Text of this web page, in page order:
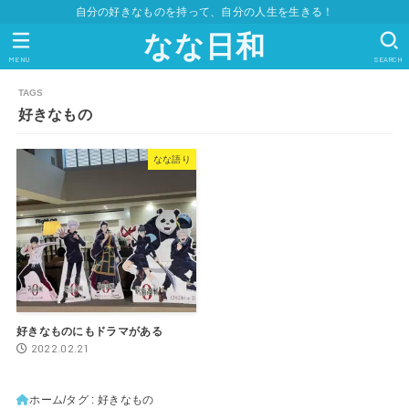
自分の好きなものを持って、自分の人生を生きる！
なな日和 SEARCH
MENU
好きなもの
なな語り
好きなものにもドラマがある
2022.02.21
ホーム タグ : 好きなもの